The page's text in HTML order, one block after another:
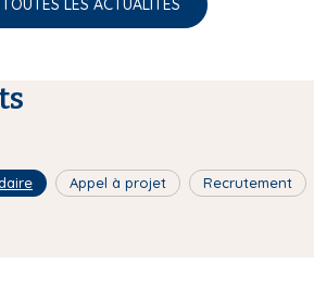
LES ACTUALITÉS
Appel à projet Recrutement